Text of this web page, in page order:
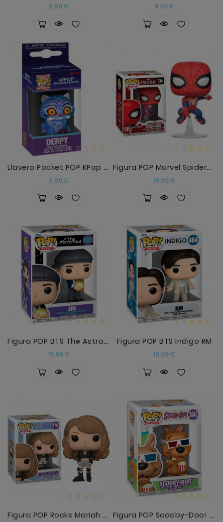
9,99 €Precio 9,99 €Precio
Llavero Pocket POP KPop Demon Hunters Derpy
9,99 €Precio
Figura POP Marvel Spiderman
19,99 €Precio
Figura POP BTS The Astronaut Jin
19,99 €Precio
Figura POP BTS Indigo RM
19,99 €Precio
Figura POP Rocks Mariah Carey Figura POP Scooby-Doo! Scooby-Doo